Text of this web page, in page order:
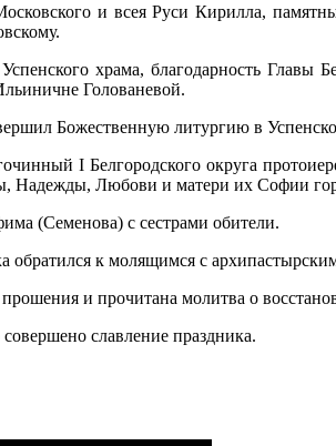
и всея Руси Кирилла,
храма, благодарность Главы
Голованевой.
Божественную литургию в
I Белгородского округа
Надежды, Любови и матери их Софии
(Семенова) с сестрами обители.
обратился к молящимся с
и прочитана молитва о
славление праздника.